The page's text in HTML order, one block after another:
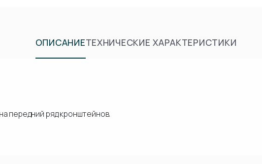
ОПИСАНИЕТЕХНИЧЕСКИЕ ХАРАКТЕРИСТИКИ
передний ряд кронштейнов.